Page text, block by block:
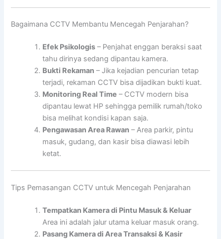
Bagaimana CCTV Membantu Mencegah Penjarahan?
Efek Psikologis – Penjahat enggan beraksi saat
tahu dirinya sedang dipantau kamera.
Bukti Rekaman – Jika kejadian pencurian tetap
terjadi, rekaman CCTV bisa dijadikan bukti kuat.
Monitoring Real Time – CCTV modern bisa
dipantau lewat HP sehingga pemilik rumah/toko
bisa melihat kondisi kapan saja.
Pengawasan Area Rawan – Area parkir, pintu
masuk, gudang, dan kasir bisa diawasi lebih
ketat.
Tips Pemasangan CCTV untuk Mencegah Penjarahan
Tempatkan Kamera di Pintu Masuk & Keluar
Area ini adalah jalur utama keluar masuk orang.
Pasang Kamera di Area Transaksi & Kasir